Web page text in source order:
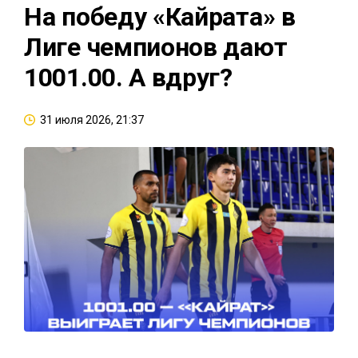
На победу «Кайрата» в
Лиге чемпионов дают
1001.00. А вдруг?
31 июля 2026, 21:37